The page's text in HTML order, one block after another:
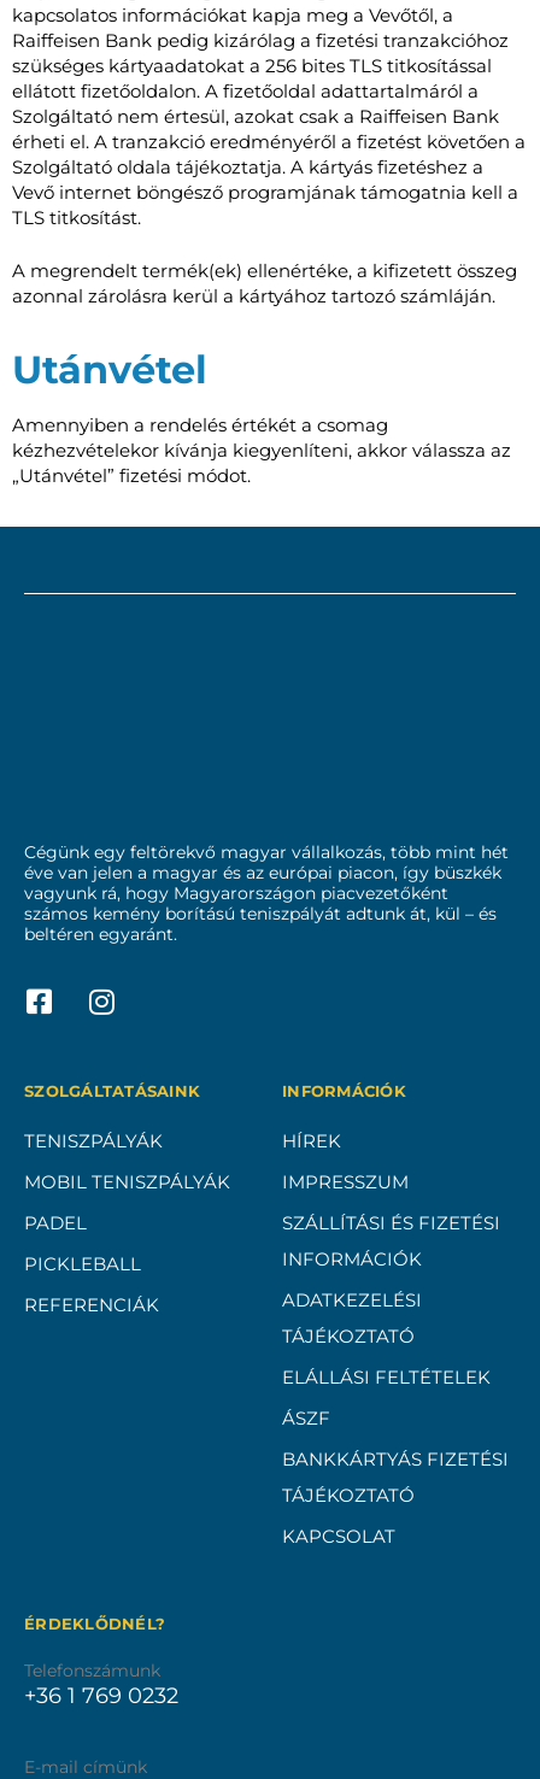
kapcsolatos információkat kapja meg a Vevőtől, a
Raiffeisen Bank pedig kizárólag a fizetési tranzakcióhoz
szükséges kártyaadatokat a 256 bites TLS titkosítással
ellátott fizetőoldalon. A fizetőoldal adattartalmáról a
Szolgáltató nem értesül, azokat csak a Raiffeisen Bank
érheti el. A tranzakció eredményéről a fizetést követően a
Szolgáltató oldala tájékoztatja. A kártyás fizetéshez a
Vevő internet böngésző programjának támogatnia kell a
TLS titkosítást.
A megrendelt termék(ek) ellenértéke, a kifizetett összeg
azonnal zárolásra kerül a kártyához tartozó számláján.
Utánvétel
Amennyiben a rendelés értékét a csomag
kézhezvételekor kívánja kiegyenlíteni, akkor válassza az
„Utánvétel” fizetési módot.
Cégünk egy feltörekvő magyar vállalkozás, több mint hét
éve van jelen a magyar és az európai piacon, így büszkék
vagyunk rá, hogy Magyarországon piacvezetőként
számos kemény borítású teniszpályát adtunk át, kül – és
beltéren egyaránt.
SZOLGÁLTATÁSAINK
TENISZPÁLYÁK
MOBIL TENISZPÁLYÁK
PADEL
PICKLEBALL
REFERENCIÁK
INFORMÁCIÓK
HÍREK
IMPRESSZUM
SZÁLLÍTÁSI ÉS FIZETÉSI
INFORMÁCIÓK
ADATKEZELÉSI
TÁJÉKOZTATÓ
ELÁLLÁSI FELTÉTELEK
ÁSZF
BANKKÁRTYÁS FIZETÉSI
TÁJÉKOZTATÓ
KAPCSOLAT
ÉRDEKLŐDNÉL?
Telefonszámunk
+36 1 769 0232
E-mail címünk